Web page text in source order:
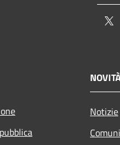
Notizie